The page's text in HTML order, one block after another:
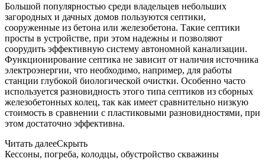
Большой популярностью среди владельцев небольших
загородных и дачных домов пользуются септики,
сооруженные из бетона или железобетона. Такие септики
просты в устройстве, при этом надежны и позволяют
соорудить эффективную систему автономной канализации.
Функционирование септика не зависит от наличия источника
электроэнергии, что необходимо, например, для работы
станции глубокой биологической очистки. Особенно часто
используется разновидность этого типа септиков из сборных
железобетонных колец, так как имеет сравнительно низкую
стоимость в сравнении с пластиковыми разновидностями, при
этом достаточно эффективна.
Читать далееСкрыть
Кессоны, погреба, колодцы, обустройство скважины